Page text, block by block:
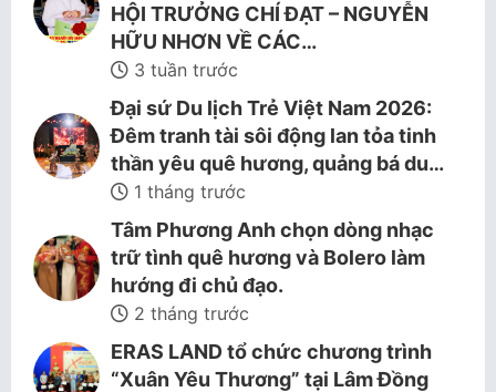
HỘI TRƯỞNG CHÍ ĐẠT – NGUYỄN
HỮU NHƠN VỀ CÁC…
3 tuần trước
Đại sứ Du lịch Trẻ Việt Nam 2026:
Đêm tranh tài sôi động lan tỏa tinh
thần yêu quê hương, quảng bá du…
1 tháng trước
Tâm Phương Anh chọn dòng nhạc
trữ tình quê hương và Bolero làm
hướng đi chủ đạo.
2 tháng trước
ERAS LAND tổ chức chương trình
“Xuân Yêu Thương” tại Lâm Đồng